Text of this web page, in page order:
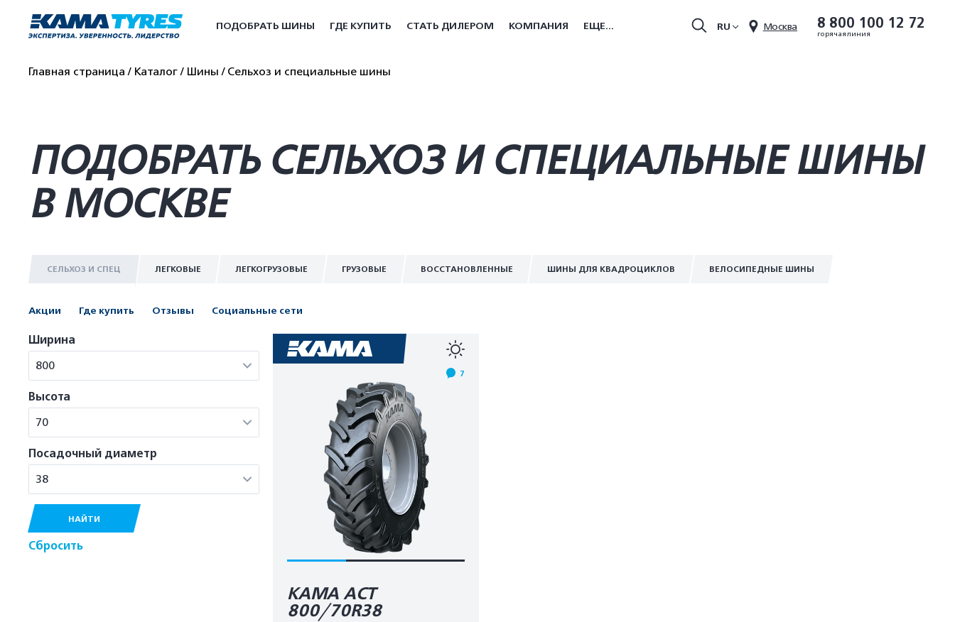
8 800 100 12 72
горячая линия
Москва
RU
ПОДОБРАТЬ ШИНЫ ГДЕ КУПИТЬ СТАТЬ ДИЛЕРОМ КОМПАНИЯ ЕЩЕ...
Главная страница Каталог Шины Сельхоз и специальные шины
ПОДОБРАТЬ СЕЛЬХОЗ И СПЕЦИАЛЬНЫЕ ШИНЫ
В МОСКВЕ
СЕЛЬХОЗ И СПЕЦ ЛЕГКОВЫЕ ЛЕГКОГРУЗОВЫЕ ГРУЗОВЫЕ ВОССТАНОВЛЕННЫЕ ШИНЫ ДЛЯ КВАДРОЦИКЛОВ ВЕЛОСИПЕДНЫЕ ШИНЫ
Акции Где купить Отзывы Социальные сети
Ширина
800
Высота
70
Посадочный диаметр
38
НАЙТИ
Сбросить
7
КАМА AСT
800/70R38